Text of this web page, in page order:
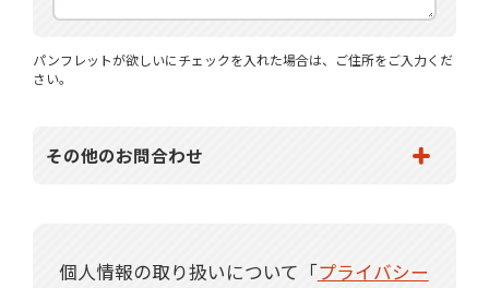
パンフレットが欲しいにチェックを入れた場合は、ご住所をご入力くだ
さい。
その他のお問合わせ
個人情報の取り扱いについて「プライバシー